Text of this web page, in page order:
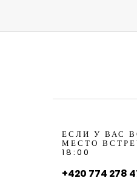
ЕСЛИ У ВАС
МЕСТО
18:00
+420 774 278